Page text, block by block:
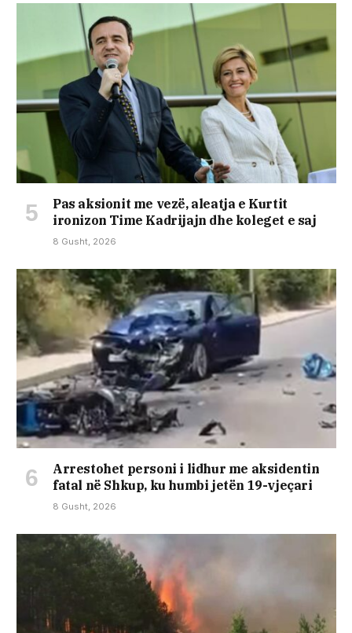
Pas aksionit me vezë, aleatja e Kurtit
ironizon Time Kadrijajn dhe koleget e saj
8 Gusht, 2026
Arrestohet personi i lidhur me aksidentin
fatal në Shkup, ku humbi jetën 19-vjeçari
8 Gusht, 2026